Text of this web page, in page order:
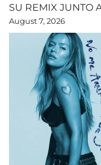
SU REMIX JUNTO
August 7, 2026